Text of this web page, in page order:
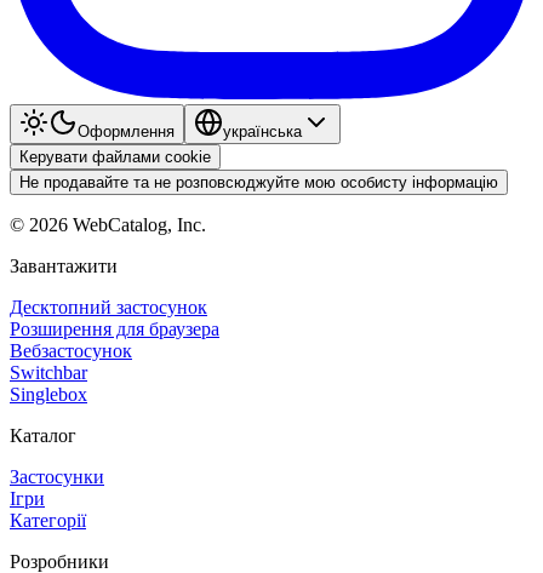
Оформлення
українська
Керувати файлами cookie
Не продавайте та не розповсюджуйте мою особисту інформацію
© 2026 WebCatalog, Inc.
Завантажити
Десктопний застосунок
Розширення для браузера
Вебзастосунок
Switchbar
Singlebox
Каталог
Застосунки
Ігри
Категорії
Розробники